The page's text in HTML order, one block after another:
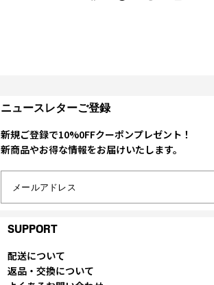
ニュースレターご登録
新規ご登録で10%0FFクーポンプレゼント！
新商品やお得な情報をお届けいたします。
メールアドレス
SUPPORT
配送について
返品・交換について